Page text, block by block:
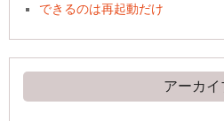
できるのは再起動だけ
アーカイ